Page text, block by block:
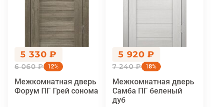
5 330 ₽
6 060 ₽ 12%
Межкомнатная дверь
Форум ПГ Грей сонома
5 920 ₽
7 240 ₽ 18%
Межкомнатная дверь
Самба ПГ беленый
дуб